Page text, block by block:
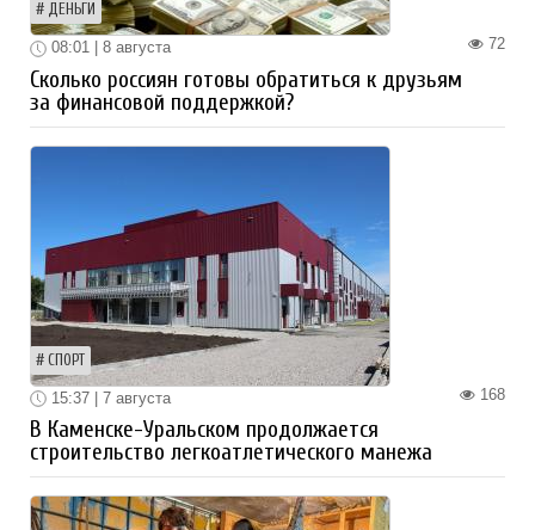
ДЕНЬГИ
72
08:01 | 8 августа
Сколько россиян готовы обратиться к друзьям
за финансовой поддержкой?
СПОРТ
168
15:37 | 7 августа
В Каменске-Уральском продолжается
строительство легкоатлетического манежа